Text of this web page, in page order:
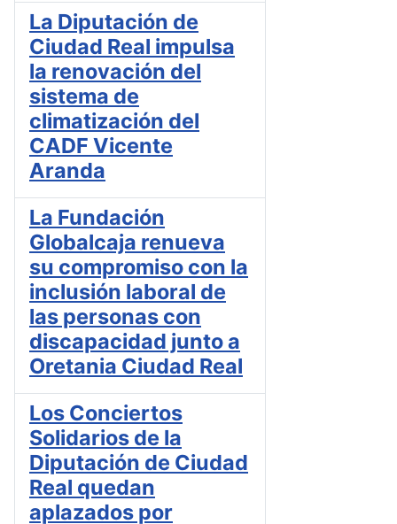
La Diputación de
Ciudad Real impulsa
la renovación del
sistema de
climatización del
CADF Vicente
Aranda
La Fundación
Globalcaja renueva
su compromiso con la
inclusión laboral de
las personas con
discapacidad junto a
Oretania Ciudad Real
Los Conciertos
Solidarios de la
Diputación de Ciudad
Real quedan
aplazados por